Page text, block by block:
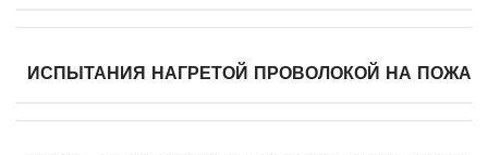
ИСПЫТАНИЯ НАГРЕТОЙ ПРОВОЛОКОЙ НА